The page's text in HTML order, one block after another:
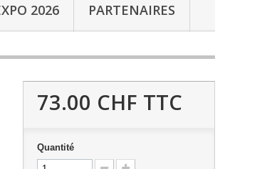
2026 PARTENAIRES
73.00 CHF TTC
Quantité